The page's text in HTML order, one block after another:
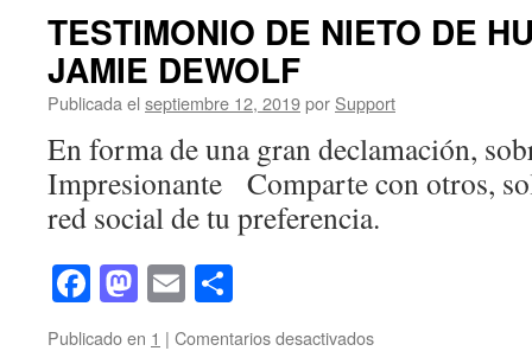
abandona
la
de
detalles
TESTIMONIO DE NIETO DE
JAMIE DEWOLF
Publicada el septiembre 12, 2019por Support
En forma de una gran declamación,
Impresionante Comparte con otros,
red social de tu preferencia.
Facebook
Mastodon
Email
Publicado en 1 | Comentarios desactivadosen